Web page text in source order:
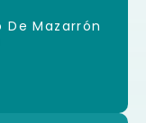
De Mazarrón